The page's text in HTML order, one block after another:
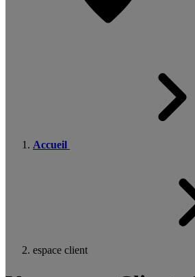
Accueil
espace client